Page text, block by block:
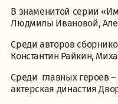
В знаменитой серии
Людмилы Ивановой,
Среди авторов
Константин Райкин,
Среди главных героев
актерская династия